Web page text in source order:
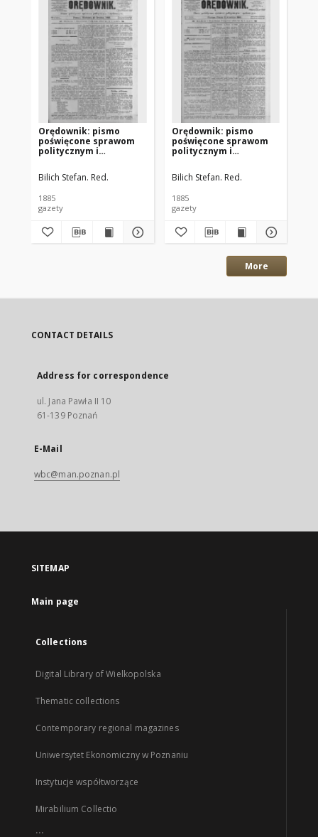
Orędownik: pismo
poświęcone sprawom
politycznym i
R.15 Nr285
Bilich Stefan. Red.
1885
gazety
Orędownik: pismo
poświęcone sprawom
politycznym i
R.15 Nr283
Bilich Stefan. Red.
1885
gazety
More
CONTACT DETAILS
Address for correspondence
ul. Jana Pawła II 10
61-139 Poznań
E-Mail
wbc@man.poznan.pl
SITEMAP
Main page
Collections
Digital Library of Wielkopolska
Thematic collections
Contemporary regional magazines
Uniwersytet Ekonomiczny w Poznaniu
Instytucje współtworzące
Mirabilium Collectio
...